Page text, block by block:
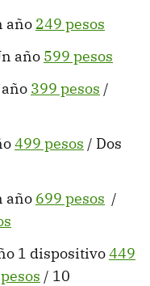
año 249 pesos
año 599 pesos
399 pesos /
499 pesos / Dos
año 699 pesos /
1 dispositivo449
/ 10